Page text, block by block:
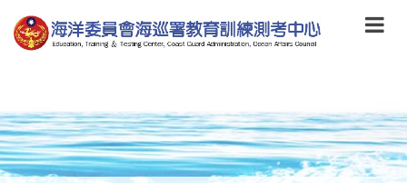
到
主
要
to
main
content